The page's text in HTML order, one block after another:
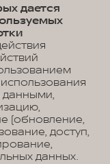
дается
данными,
(обновление,
доступ,
данных.